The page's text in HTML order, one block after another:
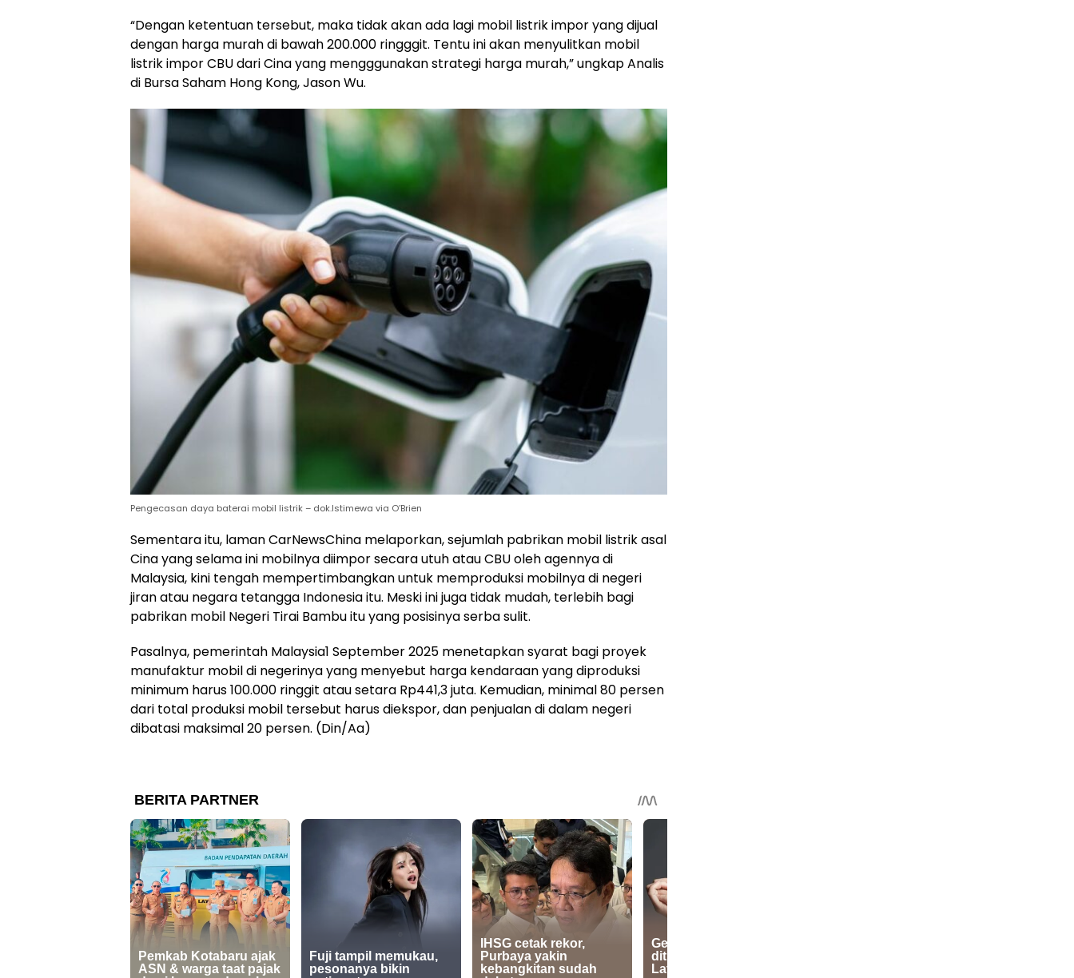
“Dengan ketentuan tersebut, maka tidak akan ada lagi mobil listrik impor yang dijual
dengan harga murah di bawah 200.000 ringggit. Tentu ini akan menyulitkan mobil
listrik impor CBU dari Cina yang mengggunakan strategi harga murah,” ungkap Analis
di Bursa Saham Hong Kong, Jason Wu.
Pengecasan daya baterai mobil listrik – dok.Istimewa via O’Brien
Sementara itu, laman CarNewsChina melaporkan, sejumlah pabrikan mobil listrik asal
Cina yang selama ini mobilnya diimpor secara utuh atau CBU oleh agennya di
Malaysia, kini tengah mempertimbangkan untuk memproduksi mobilnya di negeri
jiran atau negara tetangga Indonesia itu. Meski ini juga tidak mudah, terlebih bagi
pabrikan mobil Negeri Tirai Bambu itu yang posisinya serba sulit.
Pasalnya, pemerintah Malaysia1 September 2025 menetapkan syarat bagi proyek
manufaktur mobil di negerinya yang menyebut harga kendaraan yang diproduksi
minimum harus 100.000 ringgit atau setara Rp441,3 juta. Kemudian, minimal 80 persen
dari total produksi mobil tersebut harus diekspor, dan penjualan di dalam negeri
dibatasi maksimal 20 persen. (Din/Aa)